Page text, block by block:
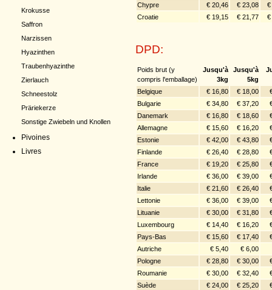
Krokusse
Saffron
Narzissen
Hyazinthen
Traubenhyazinthe
Zierlauch
Schneestolz
Präriekerze
Sonstige Zwiebeln und Knollen
Pivoines
Livres
Chypre
€ 20,46 € 23,08
€
Croatie
€ 19,15 € 21,77 €
DPD:
Poids brut (y
compris l'emballage)
Jusqu'à
3kg
Jusqu'à
5kg
Belgique € 16,80 € 18,00
Bulgarie
€ 34,80 € 37,20
Danemark
€ 16,80 € 18,60
Allemagne
€ 15,60 € 16,20
Estonie
€ 42,00 € 43,80
Finlande
€ 26,40 € 28,80
France
€ 19,20 € 25,80
Irlande
€ 36,00 € 39,00
Italie
€ 21,60 € 26,40
Lettonie
€ 36,00 € 39,00
Lituanie
€ 30,00 € 31,80
Luxembourg
€ 14,40 € 16,20
Pays-Bas
€ 15,60 € 17,40
Autriche
€ 5,40
€ 6,00
Pologne
€ 28,80 € 30,00
Roumanie
€ 30,00 € 32,40
Suède
€ 24,00 € 25,20